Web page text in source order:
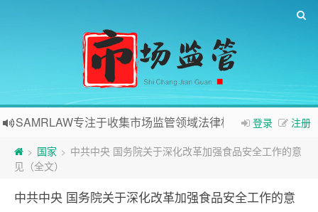
登录 注册
SAMRLAW专注于收集市场监管领域法律相关内容
> 国家 > 中共中央 国务院关于深化改革加强食品安全工作的意
见（全文）
中共中央 国务院关于深化改革加强食品安全工作的意